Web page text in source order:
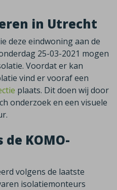
in Utrecht
deze eindwoning aan de
25-03-2021 mogen
Voordat er kan
vind er vooraf een
plaats. Dit doen wij door
onderzoek en een visuele
KOMO-
volgens de laatste
isolatiemonteurs